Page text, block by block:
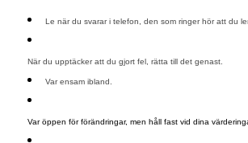
Le när du svarar i telefon, den som ringer hör att du
När du upptäcker att du gjort fel, rätta till det genast.
Var ensam ibland.
Var öppen för förändringar, men håll fast vid dina